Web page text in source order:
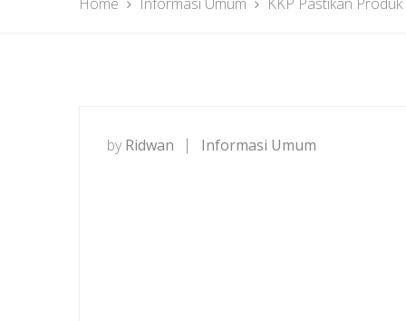
by Ridwan Informasi Umum